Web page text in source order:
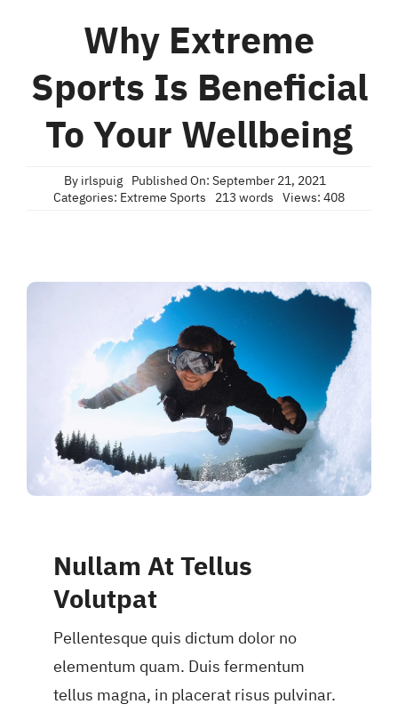
Why Extreme
Sports Is Beneficial
To Your Wellbeing
By irlspuig
Published On: September 21, 2021
Categories: Extreme Sports 213 words Views: 408
Nullam At Tellus
Volutpat
Pellentesque quis dictum dolor no
elementum quam. Duis fermentum
tellus magna, in placerat risus pulvinar.